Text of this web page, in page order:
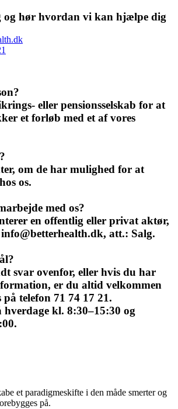
og hør hvordan vi kan hjælpe dig
eller pensionsselskab for at
et forløb med et af vores
om de har mulighed for at
os.
med os?
en offentlig eller privat aktør,
att.: Salg.
svar ovenfor, eller hvis du har
er du altid velkommen
telefon 71 74 17 21.
kl. 8:30–15:30 og
et paradigmeskifte i den måde smerter og
på.